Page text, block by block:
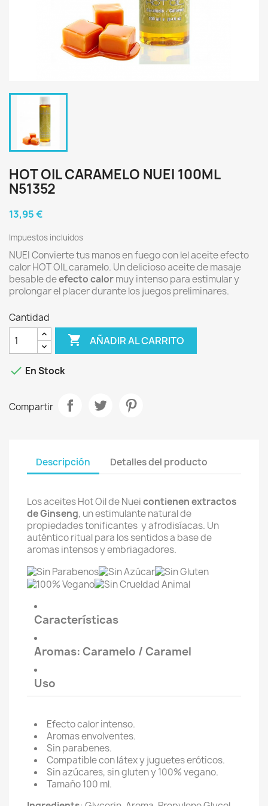
HOT OIL CARAMELO NUEI 100ML
N51352
13,95 €
Impuestos incluidos
NUEI Convierte tus manos en fuego con lel aceite efecto
calor HOT OIL caramelo. Un delicioso aceite de masaje
besable deefecto calormuy intenso para estimular y
prolongar el placer durante los juegos preliminares.
Cantidad
 AÑADIR AL CARRITO
 En Stock
Compartir
Descripción Detalles del producto
Los aceites Hot Oil de Nueicontienen extractos
de Ginseng, un estimulante natural de
propiedades tonificantes y afrodisíacas. Un
auténtico ritual para los sentidos a base de
aromas intensos y embriagadores.
Características
Aromas: Caramelo / Caramel
Uso
Efecto calor intenso.
Aromas envolventes.
Sin parabenes.
Compatible con látex y juguetes eróticos.
Sin azúcares, sin gluten y 100% vegano.
Tamaño 100 ml.